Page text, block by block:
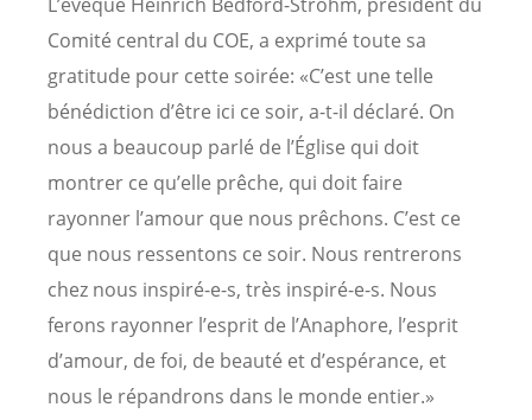
Comité central du COE, a exprimé toute sa
gratitude pour cette soirée: «C’est une telle
bénédiction d’être ici ce soir, a-t-il déclaré. On
nous a beaucoup parlé de l’Église qui doit
montrer ce qu’elle prêche, qui doit faire
rayonner l’amour que nous prêchons. C’est ce
que nous ressentons ce soir. Nous rentrerons
chez nous inspiré-e-s, très inspiré-e-s. Nous
ferons rayonner l’esprit de l’Anaphore, l’esprit
d’amour, de foi, de beauté et d’espérance, et
nous le répandrons dans le monde entier.»